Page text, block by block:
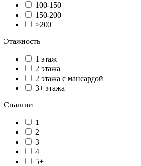
100-150
150-200
>200
Этажность
1 этаж
2 этажа
2 этажа с мансардой
3+ этажа
Спальни
1
2
3
4
5+